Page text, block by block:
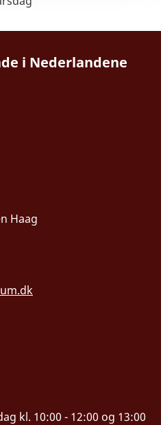
i Nederlandene
Haag
kl. 10:00 - 12:00 og 13:00